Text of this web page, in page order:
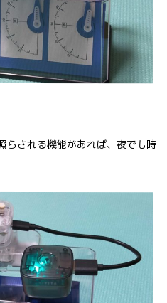
らされる機能があれば、夜でも時